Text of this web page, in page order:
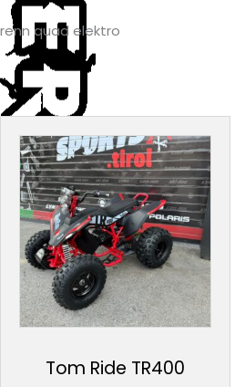
renn quad elektro
Tom Ride TR400